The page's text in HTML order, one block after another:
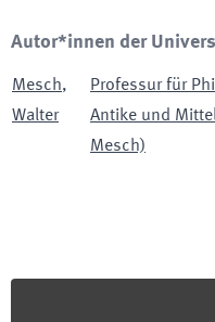
Autor*innen der
Mesch,
Walter
Professur für
Antike und
Mesch)